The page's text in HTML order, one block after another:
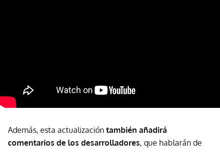
Además, esta actualización también añadirá
comentarios de los desarrolladores, que hablarán de